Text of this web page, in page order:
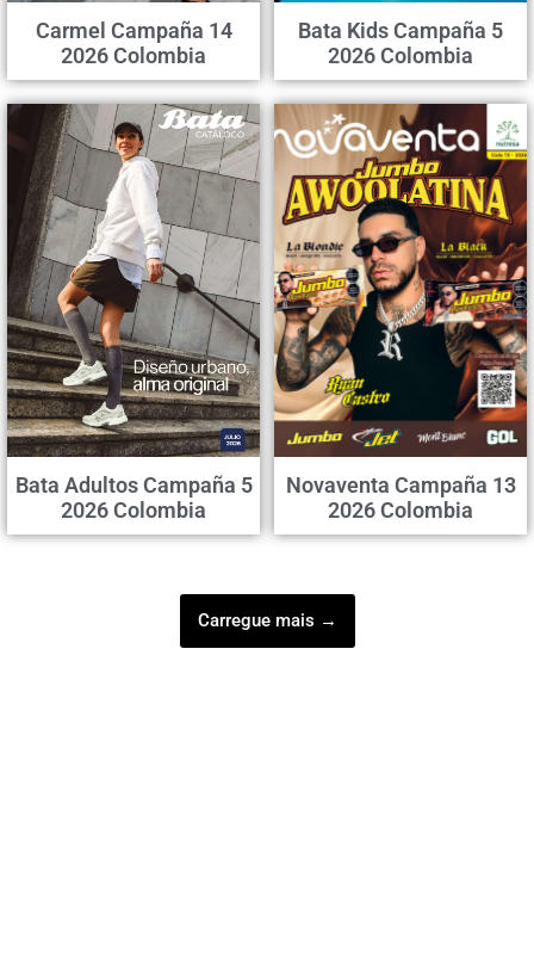
Carmel Campaña 14
2026 Colombia
Bata Kids Campaña 5
2026 Colombia
Bata Adultos Campaña 5
2026 Colombia
Novaventa Campaña 13
2026 Colombia
Carregue mais →